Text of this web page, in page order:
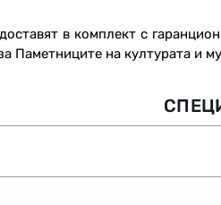
в комплект с
Паметниците на културата и